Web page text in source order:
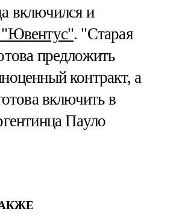
включился и
"Ювентус". "Старая
предложить
контракт, а
включить в
Пауло